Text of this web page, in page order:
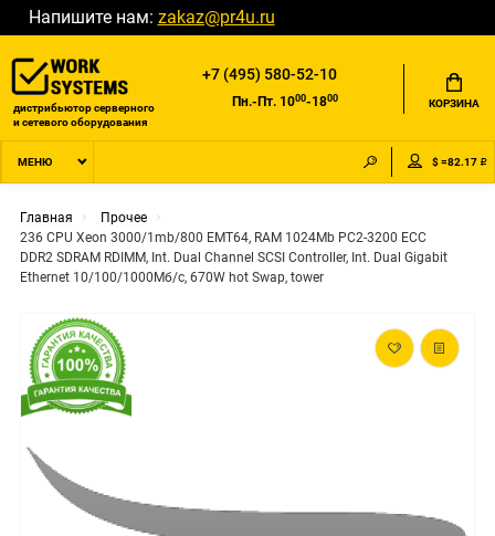
Напишите нам: zakaz@pr4u.ru
дистрибьютор серверного
и сетевого оборудования
+7 (495) 580-52-10
Пн.-Пт. 1000-1800 КОРЗИНА
МЕНЮ $ =82.17 ₽
Главная
Прочее
236 CPU Xeon 3000/1mb/800 EMT64, RAM 1024Mb PC2-3200 ECC
DDR2 SDRAM RDIMM, Int. Dual Channel SCSI Controller, Int. Dual Gigabit
Ethernet 10/100/1000Мб/с, 670W hot Swap, tower